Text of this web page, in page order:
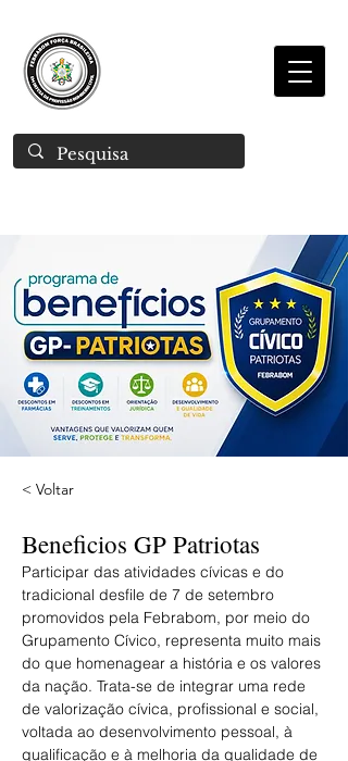
< Voltar
Beneficios GP Patriotas
Participar das atividades cívicas e do
tradicional desfile de 7 de setembro
promovidos pela Febrabom, por meio do
Grupamento Cívico, representa muito mais
do que homenagear a história e os valores
da nação. Trata-se de integrar uma rede
de valorização cívica, profissional e social,
voltada ao desenvolvimento pessoal, à
qualificação e à melhoria da qualidade de